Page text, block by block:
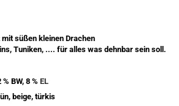
süßen kleinen Drachen
Tuniken, .... für alles was dehnbar sein soll.
% BW, 8 % EL
beige, türkis